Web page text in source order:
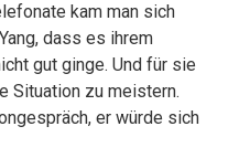
kam man sich
dass es ihrem
gut ginge. Und für sie
Situation zu meistern.
er würde sich